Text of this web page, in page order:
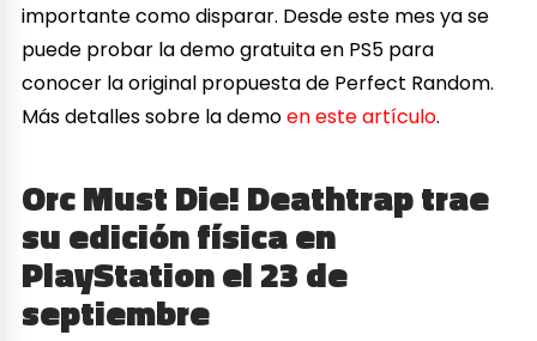
importante como disparar. Desde este mes ya se
puede probar la demo gratuita en PS5 para
conocer la original propuesta de Perfect Random.
Más detalles sobre la demoen este artículo.
Orc Must Die! Deathtrap trae
su edición física en
PlayStation el 23 de
septiembre